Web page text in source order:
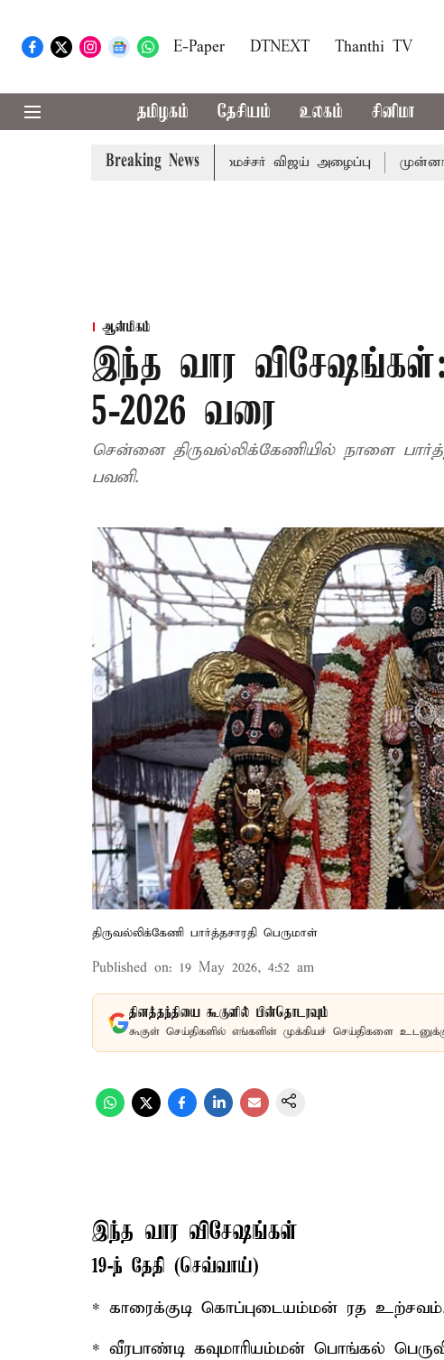
E-Paper DTNEXT Thanthi TV
தமிழகம் தேசியம் உலகம் சினிமா
Breaking News
கூட்டத்துக்கு முதல்-அமைச்சர் விஜய் அழைப்பு முன்னாள்
ஆன்மிகம்
இந்த வார விசேஷங்கள்:
5-2026 வரை
சென்னை திருவல்லிக்கேணியில் நாளை
பவனி.
திருவல்லிக்கேணி பார்த்தசாரதி பெருமாள்
Published on: 19 May 2026, 4:52 am
தினத்தந்தியை கூகுளில் பின்தொடரவும்
கூகுள் செய்திகளில் எங்களின் முக்கியச் செய்திகளை
இந்த வார விசேஷங்கள்
19-ந் தேதி (செவ்வாய்)
* காரைக்குடி கொப்புடையம்மன் ரத
* வீரபாண்டி கவுமாரியம்மன் பொங்கல்